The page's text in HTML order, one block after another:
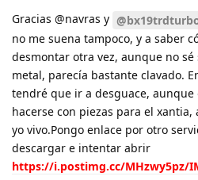
Gracias @navras y
no me suena tampoco, y a saber
desmontar otra vez, aunque no
metal, parecía bastante clavado.
tendré que ir a desguace, aunque
hacerse con piezas para el
yo vivo.Pongo enlace por otro
descargar e intentar abrir
https://i.postimg.cc/MHzwy5pz/